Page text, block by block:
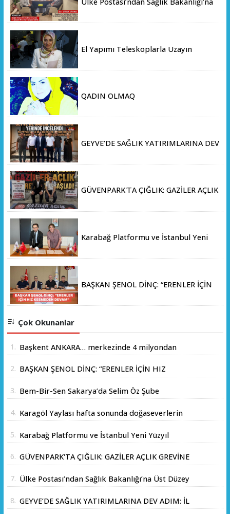
El Yapımı Teleskoplarla Uzayın
QADIN OLMAQ
GEYVE’DE SAĞLIK YATIRIMLARINA DEV
GÜVENPARK'TA ÇIĞLIK: GAZİLER AÇLIK
Karabağ Platformu ve İstanbul Yeni
İş Birliği Memorandumu İmzalandı
BAŞKAN ŞENOL DİNÇ: “ERENLER İÇİN
Çok Okunanlar
1. Başkent ANKARA… merkezinde 4 milyondan
2. BAŞKAN ŞENOL DİNÇ: “ERENLER İÇİN HIZ
3. Bem-Bir-Sen Sakarya’da Selim Öz Şube
4. Karagöl Yaylası hafta sonunda doğaseverlerin
5. Karabağ Platformu ve İstanbul Yeni Yüzyıl
Memorandumu İmzalandı
6. GÜVENPARK'TA ÇIĞLIK: GAZİLER AÇLIK GREVİNE
7. Ülke Postası’ndan Sağlık Bakanlığı’na Üst Düzey
8. GEYVE’DE SAĞLIK YATIRIMLARINA DEV ADIM: İL